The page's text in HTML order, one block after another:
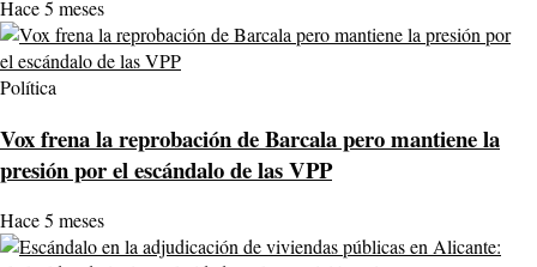
Hace 5 meses
Política
Vox frena la reprobación de Barcala pero mantiene la
presión por el escándalo de las VPP
Hace 5 meses